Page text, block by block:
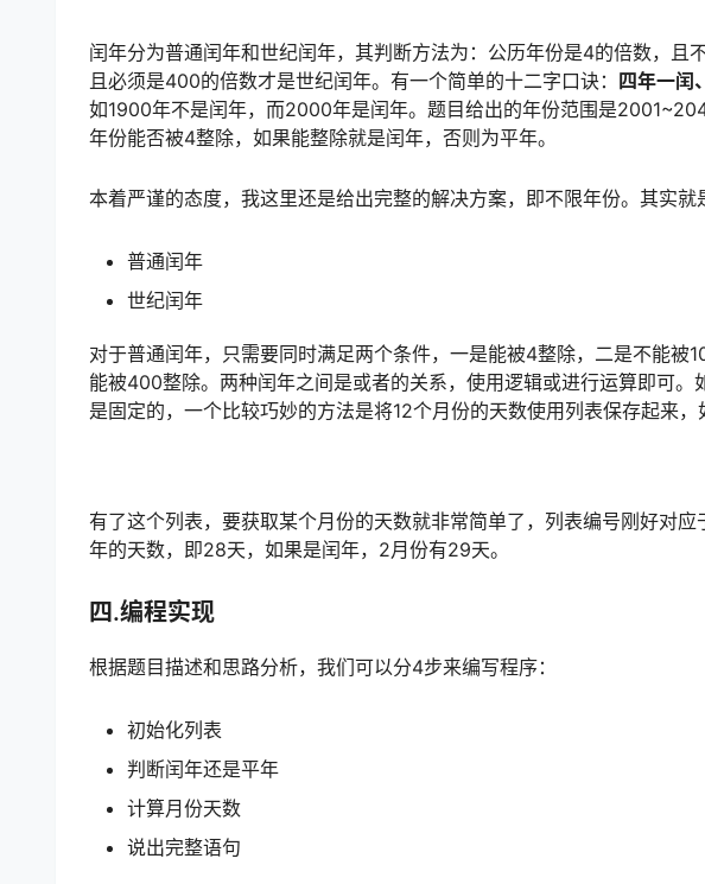
闰年分为普通闰年和世纪闰年，其判断方法为：公历年份是4的倍数，且
且必须是400的倍数才是世纪闰年。有一个简单的十二字口诀： 四年一闰
如1900年不是闰年，而2000年是闰年。题目给出的年份范围是
年份能否被4整除，如果能整除就是闰年，否则为平年。
本着严谨的态度，我这里还是给出完整的解决方案，即不限年份。其实就
普通闰年
世纪闰年
对于普通闰年，只需要同时满足两个条件，一是能被4整除，二是不能被
能被400整除。两种闰年之间是或者的关系，使用逻辑或进行运算即可
是固定的，一个比较巧妙的方法是将12个月份的天数使用列表保存起来，
有了这个列表，要获取某个月份的天数就非常简单了，列表编号刚好对
年的天数，即28天，如果是闰年，2月份有29天。
四.编程实现
根据题目描述和思路分析，我们可以分4步来编写程序：
初始化列表
判断闰年还是平年
计算月份天数
说出完整语句